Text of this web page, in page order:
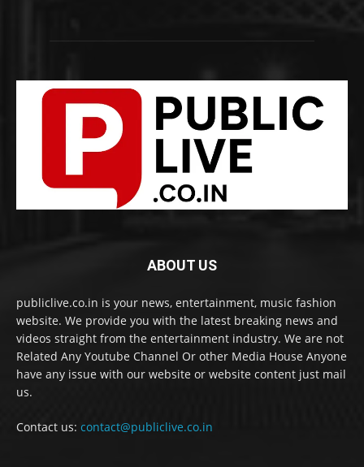
ABOUT US
publiclive.co.in is your news, entertainment, music fashion
website. We provide you with the latest breaking news and
videos straight from the entertainment industry. We are not
Related Any Youtube Channel Or other Media House Anyone
have any issue with our website or website content just mail
us.
Contact us: contact@publiclive.co.in